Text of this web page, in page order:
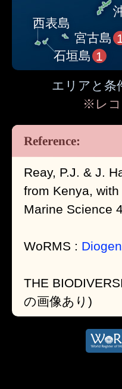
宮古島
石垣島 1
西表島
エリアと条
※レコ
Reay, P.J. & J.
from Kenya,
Marine Science
WoRMS :
THE
の画像あり)